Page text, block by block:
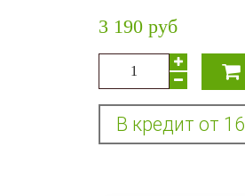
3 190 руб